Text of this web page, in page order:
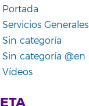
Portada
Servicios Generales
Sin categoría
Sin categoría @en
Vídeos